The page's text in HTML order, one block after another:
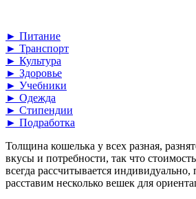
► Питание
► Транспорт
► Культура
► Здоровье
► Учебники
► Одежда
► Стипендии
► Подработка
Толщина кошелька у всех разная,
вкусы и потребности, так что
всегда рассчитывается
расставим несколько вешек для